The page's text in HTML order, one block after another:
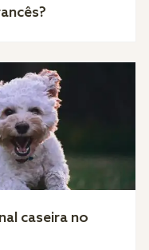
caseira no